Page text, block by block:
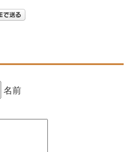
名前